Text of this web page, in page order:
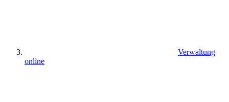
Verwaltung
online